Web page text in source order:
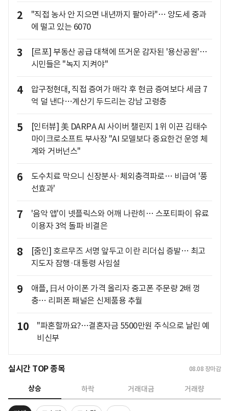
2
"직접 농사 안 지으면 내년까지 팔아라"… 양도세 중과
에 떨고 있는 6070
3
[르포] 부동산 공급 대책에 뜨거운 감자된 '용산공원'…
시민들은 "녹지 지켜야"
4
압구정현대, 직접 증여가 매각 후 현금 증여보다 세금 7
억 덜 낸다…계산기 두드리는 강남 고령층
5
[인터뷰] 美 DARPA AI 사이버 챌린지 1위 이끈 김태수
마이크로소프트 부사장 "AI 모델보다 중요한건 운영 체
계와 거버넌스"
6
도수치료 막으니 신장분사·체외충격파로… 비급여 '풍
선효과'
7
'음악 앱'이 넷플릭스와 어깨 나란히… 스포티파이 유료
이용자 3억 돌파 비결은
8
[줌인] 호르무즈 서명 앞두고 이란 리더십 증발… 최고
지도자 잠행·대통령 사임설
9
애플, 日서 아이폰 가격 올리자 중고폰 주문량 2배 껑
충… 리퍼폰 패널은 신제품용 추월
10
"파혼할까요?…결혼자금 5500만원 주식으로 날린 예
비신부
실시간 TOP 종목 08.08 장마감
상승 하락 거래대금 거래량